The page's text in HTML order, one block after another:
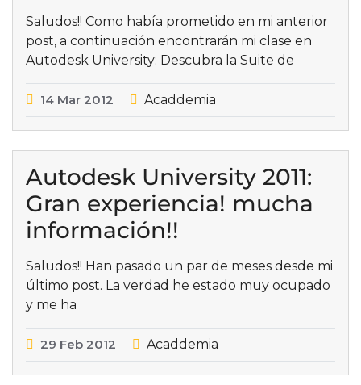
Saludos!! Como había prometido en mi anterior
post, a continuación encontrarán mi clase en
Autodesk University: Descubra la Suite de
14 Mar 2012 Acaddemia
Autodesk University 2011:
Gran experiencia! mucha
información!!
Saludos!! Han pasado un par de meses desde mi
último post. La verdad he estado muy ocupado
y me ha
29 Feb 2012 Acaddemia